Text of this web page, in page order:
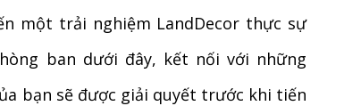
một trải nghiệm LandDecor thực sự
ban dưới đây, kết nối với những
bạn sẽ được giải quyết trước khi tiến